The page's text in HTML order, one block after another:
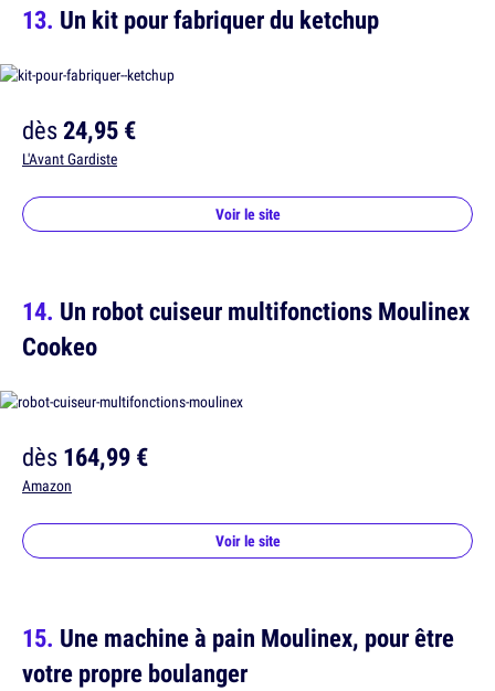
Un kit pour fabriquer du ketchup
dès24,95 €
L'Avant Gardiste
Voir le site
Un robot cuiseur multifonctions Moulinex
Cookeo
dès164,99 €
Amazon
Voir le site
Une machine à pain Moulinex, pour être
votre propre boulanger